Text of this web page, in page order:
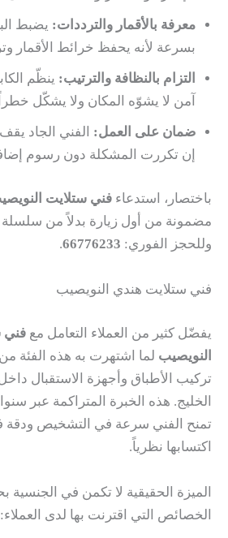
معرفة بالأقمار والترددات: يضبط
بسرعة لأنه يحفظ خرائط الأقمار
التزام بالنظافة والترتيب: ينظّم
آمن لا يشوّه المكان ولا يشكّل
ضمان على العمل: الفني الجاد
إن تكررت المشكلة دون رسوم
باختصار، استدعاء فني ستلايت
مضمونة من أول زيارة بدلاً من
وللحجز الفوري: 66776233
.
فني ستلايت هندي النويصيب
يفضّل كثير من العملاء التعامل مع فني
النويصيب لما اشتهرت به هذه الفئة
تركيب الأطباق وأجهزة الاستقبال
الخليج. هذه الخبرة المتراكمة عبر
تمنح الفني سرعة في التشخيص ودقة
اكتسابها نظرياً.
الميزة الحقيقية لا تكمن في الجنسية
الخصائص التي اقترنت بها لدى العملاء: